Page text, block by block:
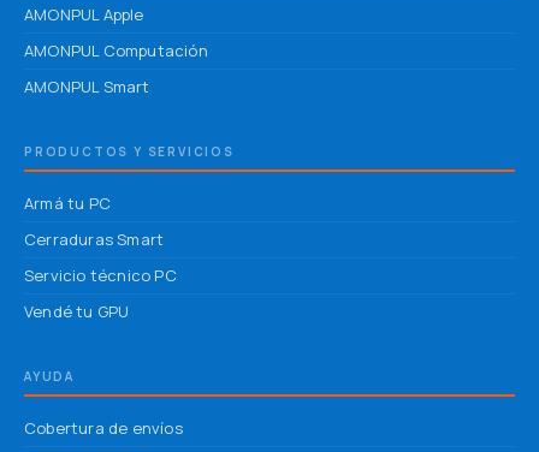
AMONPUL Apple
AMONPUL Computación
AMONPUL Smart
PRODUCTOS Y SERVICIOS
Armá tu PC
Cerraduras Smart
Servicio técnico PC
Vendé tu GPU
AYUDA
Cobertura de envíos